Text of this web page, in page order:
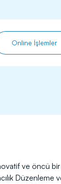
Online İşlemler
ve öncü
Düzenleme